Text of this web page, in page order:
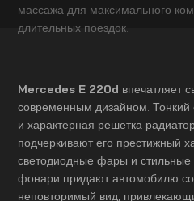
массажа для максимального
длительных поездок.
Mercedes E 220d впечатляет
современным дизайном. Тонкий
и характерная решетка
подчеркивают его престижный
светодиодные фары и стильные
фонари придают автомобилю
неповторимый вид,